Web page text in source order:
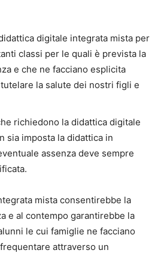
digitale integrata mista per
classi per le quali è prevista la
e che ne facciano esplicita
la salute dei nostri figli e
richiedono la didattica digitale
sia imposta la didattica in
assenza deve sempre
mista consentirebbe la
e al contempo garantirebbe la
le cui famiglie ne facciano
attraverso un